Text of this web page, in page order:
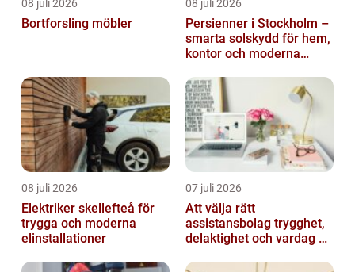
08 juli 2026
Bortforsling möbler
08 juli 2026
Persienner i Stockholm –
smarta solskydd för hem,
kontor och moderna
08 juli 2026
Elektriker skellefteå för
trygga och moderna
elinstallationer
07 juli 2026
Att välja rätt
assistansbolag trygghet,
delaktighet och vardag på